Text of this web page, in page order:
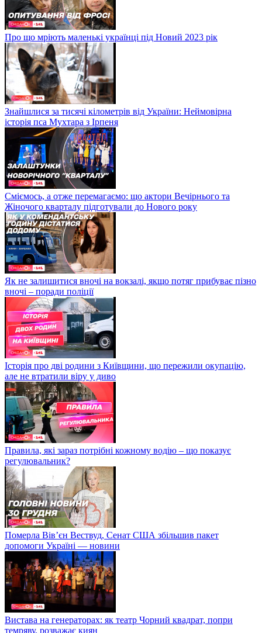
Про що мріють маленькі українці під Новий 2023 рік
Знайшлися за тисячі кілометрів від України: Неймовірна
історія пса Мухтара з Ірпеня
Сміємось, а отже перемагаємо: що актори Вечірнього та
Жіночого кварталу підготували до Нового року
Як не залишитися вночі на вокзалі, якщо потяг прибуває пізно
вночі – поради поліції
Історія про дві родини з Київщини, що пережили окупацію,
але не втратили віру у диво
Правила, які зараз потрібні кожному водію – що показує
регулювальник?
Померла Вівʼєн Вествуд, Сенат США збільшив пакет
допомоги Україні — новини
Вистава на генераторах: як театр Чорний квадрат, попри
темряву, розважає киян